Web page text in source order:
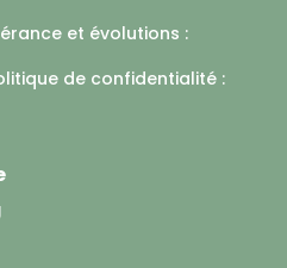
et évolutions :
de confidentialité :